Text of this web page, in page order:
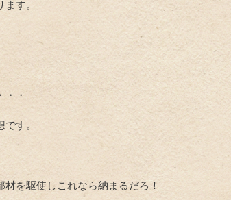
す。
・
す。
を駆使しこれなら納まるだろ！